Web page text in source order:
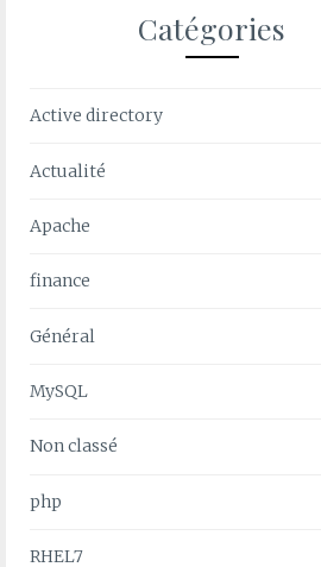
Catégories
Active directory
Actualité
Apache
finance
Général
MySQL
Non classé
php
RHEL7